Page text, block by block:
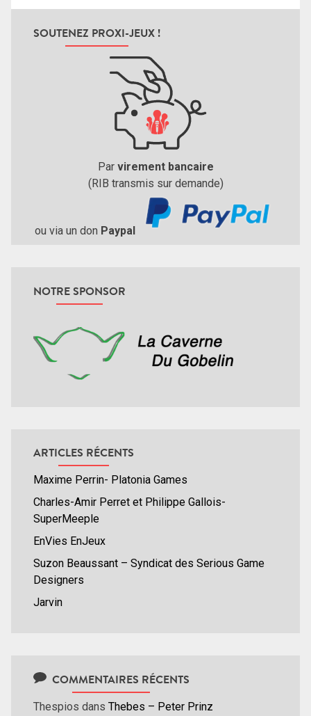
SOUTENEZ PROXI-JEUX !
Par virement bancaire
(RIB transmis sur demande)
ou via un don Paypal
NOTRE SPONSOR
ARTICLES RÉCENTS
Maxime Perrin- Platonia Games
Charles-Amir Perret et Philippe Gallois-
SuperMeeple
EnVies EnJeux
Suzon Beaussant – Syndicat des Serious Game
Designers
Jarvin
COMMENTAIRES RÉCENTS
Thespios dans Thebes – Peter Prinz